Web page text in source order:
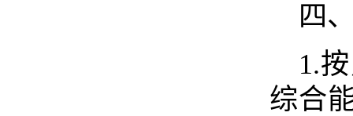
四
1.
综合